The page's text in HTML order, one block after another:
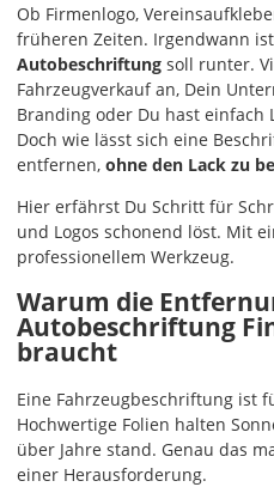
Ob Firmenlogo,
früheren Zeiten. Irgendwann
Autobeschriftung soll runter.
Fahrzeugverkauf an, Dein
Branding oder Du hast einfach
Doch wie lässt sich eine
entfernen, ohne den Lack zu
Hier erfährst Du Schritt für
und Logos schonend löst. Mit
professionellem Werkzeug.
Warum die
Autobeschriftung
braucht
Eine Fahrzeugbeschriftung ist
Hochwertige Folien halten
über Jahre stand. Genau das
einer Herausforderung.